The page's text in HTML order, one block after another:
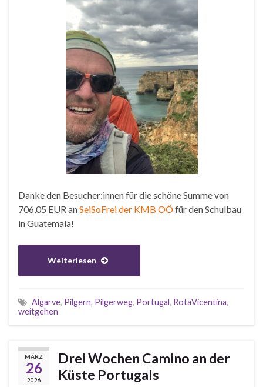
Danke den Besucher:innen für die schöne Summe von
706,05 EUR anSeiSoFrei der KMB OÖfür den Schulbau
in Guatemala!
Weiterlesen
Algarve, Pilgern, Pilgerweg, Portugal, RotaVicentina,
weitgehen
MÄRZ
26
2026
Drei Wochen Camino an der
Küste Portugals